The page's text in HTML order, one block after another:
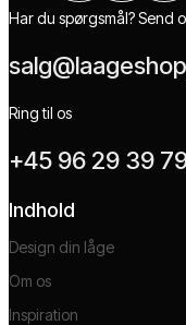
Har du spørgsmål? Send
Ring til os
+45 96 29 39
Indhold
Design din låge
Om os
Inspiration